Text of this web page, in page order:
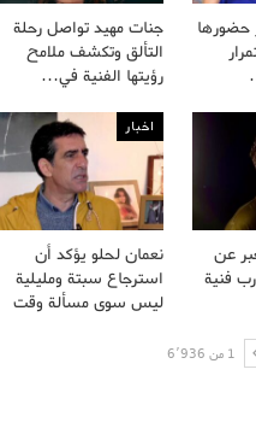
حضورها
جنات مهيد تواصل رحلة
التألق وتكشف ملامح
رؤيتها الفنية في…
عن
فنية
اخبار
نعمان لحلو يؤكد أن
استرجاع سبتة ومليلية
ليس سوى مسألة وقت
1 من 6٬936